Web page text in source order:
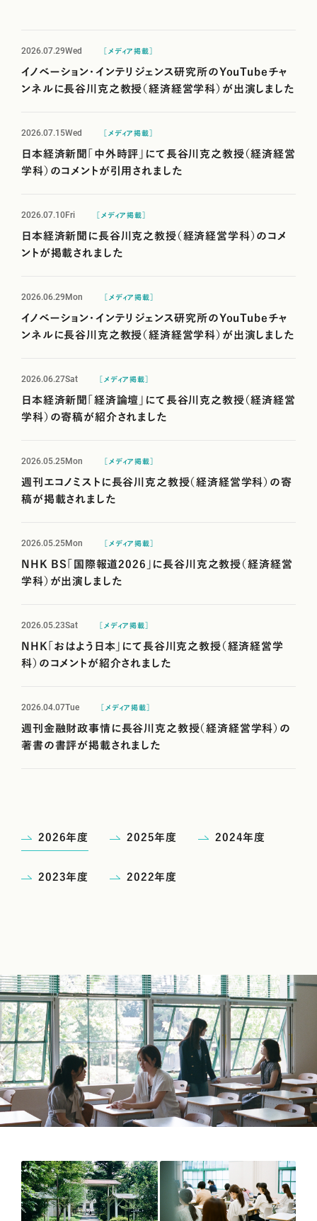
2026.07.29Wed ［メディア掲載］
イノベーション・インテリジェンス研究所のYouTubeチャ
ンネルに長谷川克之教授（経済経営学科）が出演しました
2026.07.15Wed ［メディア掲載］
日本経済新聞「中外時評」にて長谷川克之教授（経済経営
学科）のコメントが引用されました
2026.07.10Fri ［メディア掲載］
日本経済新聞に長谷川克之教授（経済経営学科）のコメ
ントが掲載されました
2026.06.29Mon ［メディア掲載］
イノベーション・インテリジェンス研究所のYouTubeチャ
ンネルに長谷川克之教授（経済経営学科）が出演しました
2026.06.27Sat ［メディア掲載］
日本経済新聞「経済論壇」にて長谷川克之教授（経済経営
学科）の寄稿が紹介されました
2026.05.25Mon ［メディア掲載］
週刊エコノミストに長谷川克之教授（経済経営学科）の寄
稿が掲載されました
2026.05.25Mon ［メディア掲載］
NHK BS「国際報道2026」に長谷川克之教授（経済経営
学科）が出演しました
2026.05.23Sat ［メディア掲載］
NHK「おはよう日本」にて長谷川克之教授（経済経営学
科）のコメントが紹介されました
2026.04.07Tue ［メディア掲載］
週刊金融財政事情に長谷川克之教授（経済経営学科）の
著書の書評が掲載されました
2026年度 2025年度 2024年度
2023年度 2022年度